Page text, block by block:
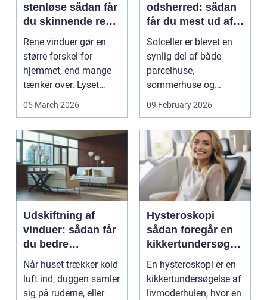
stenløse sådan får
du skinnende rene
ruder året rundt
Rene vinduer gør en
større forskel for
hjemmet, end mange
tænker over. Lyset
falder anderledes ind,
05 March 2026
odsherred: sådan
får du mest ud af
solen
Solceller er blevet en
synlig del af både
parcelhuse,
sommerhuse og
mindre erhverv i
Odsherred. Mang...
09 February 2026
Udskiftning af
vinduer: sådan får
du bedre
indeklima og
lavere
varmeregning
Når huset trækker kold
luft ind, duggen samler
sig på ruderne, eller
Hysteroskopi
sådan foregår en
kikkertundersøgel
se af livmoderen
En hysteroskopi er en
kikkertundersøgelse af
livmoderhulen, hvor en